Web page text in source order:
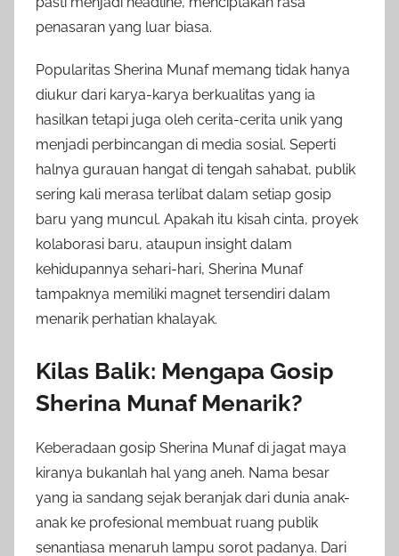
penasaran yang luar biasa.
Popularitas Sherina Munaf memang tidak hanya
diukur dari karya-karya berkualitas yang ia
hasilkan tetapi juga oleh cerita-cerita unik yang
menjadi perbincangan di media sosial. Seperti
halnya gurauan hangat di tengah sahabat, publik
sering kali merasa terlibat dalam setiap gosip
baru yang muncul. Apakah itu kisah cinta, proyek
kolaborasi baru, ataupun insight dalam
kehidupannya sehari-hari, Sherina Munaf
tampaknya memiliki magnet tersendiri dalam
menarik perhatian khalayak.
Kilas Balik: Mengapa Gosip
Sherina Munaf Menarik?
Keberadaan gosip Sherina Munaf di jagat maya
kiranya bukanlah hal yang aneh. Nama besar
yang ia sandang sejak beranjak dari dunia anak-
anak ke profesional membuat ruang publik
senantiasa menaruh lampu sorot padanya. Dari